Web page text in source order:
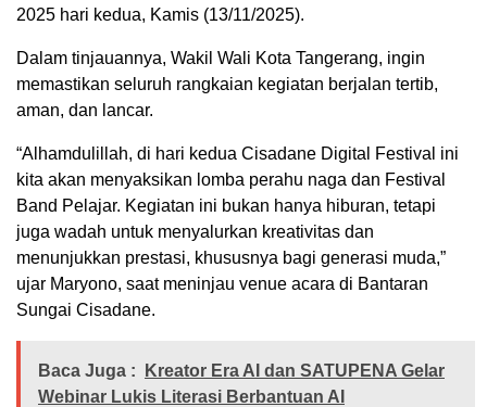
2025 hari kedua, Kamis (13/11/2025).
Dalam tinjauannya, Wakil Wali Kota Tangerang, ingin
memastikan seluruh rangkaian kegiatan berjalan tertib,
aman, dan lancar.
“Alhamdulillah, di hari kedua Cisadane Digital Festival ini
kita akan menyaksikan lomba perahu naga dan Festival
Band Pelajar. Kegiatan ini bukan hanya hiburan, tetapi
juga wadah untuk menyalurkan kreativitas dan
menunjukkan prestasi, khususnya bagi generasi muda,”
ujar Maryono, saat meninjau venue acara di Bantaran
Sungai Cisadane.
Baca Juga :
Kreator Era AI dan SATUPENA Gelar
Webinar Lukis Literasi Berbantuan AI